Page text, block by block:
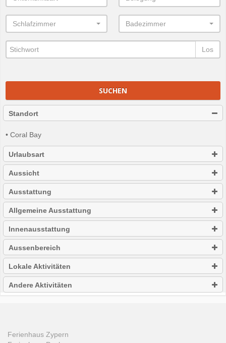
Schlafzimmer Badezimmer
Los
SUCHEN
Standort
• Coral Bay
Urlaubsart
Aussicht
Ausstattung
Allgemeine Ausstattung
Innenausstattung
Aussenbereich
Lokale Aktivitäten
Andere Aktivitäten
Ferienhaus Zypern